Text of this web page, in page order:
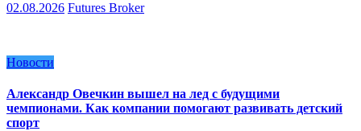
02.08.2026 Futures Broker
Новости
Александр Овечкин вышел на лед с будущими
чемпионами. Как компании помогают развивать детский
спорт